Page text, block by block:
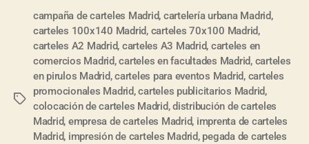
campaña de carteles Madrid, cartelería urbana Madrid,
carteles 100x140 Madrid, carteles 70x100 Madrid,
carteles A2 Madrid, carteles A3 Madrid, carteles en
comercios Madrid,carteles en facultades Madrid, carteles
en pirulos Madrid,carteles para eventos Madrid, carteles
promocionales Madrid,carteles publicitarios Madrid,
colocación de carteles Madrid,distribución de carteles
Madrid, empresa de carteles Madrid, imprenta de carteles
Madrid, impresión de carteles Madrid, pegada de carteles